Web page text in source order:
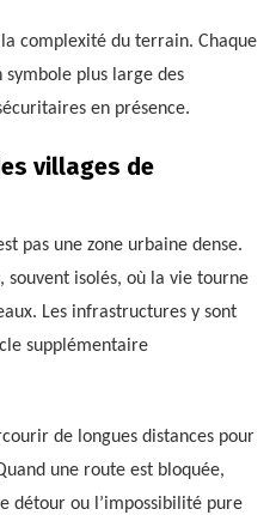
complexité du terrain. Chaque
plus large des
en présence.
villages de
pas une zone urbaine dense.
souvent isolés, où la vie tourne
Les infrastructures y sont
supplémentaire
de longues distances pour
une route est bloquée,
détour ou l’impossibilité pure